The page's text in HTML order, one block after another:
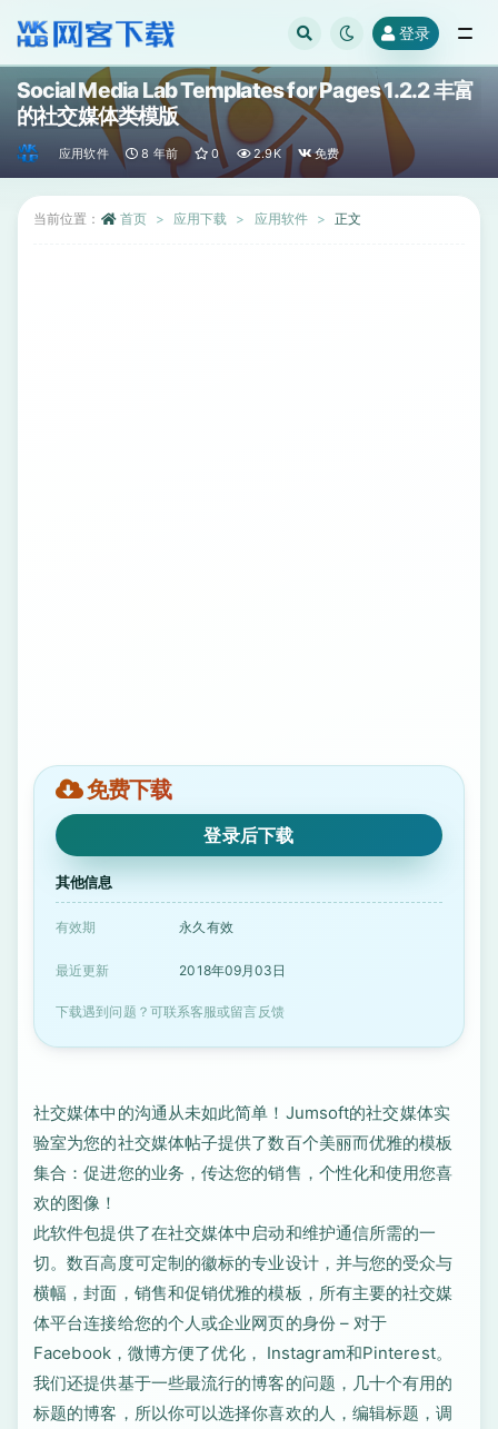
登录
Social Media Lab Templates for Pages 1.2.2 丰富
的社交媒体类模版
应用软件 8 年前 0 2.9K 免费
当前位置： 首页 应用下载 应用软件 正文
免费下载
登录后下载
其他信息
有效期 永久有效
最近更新 2018年09月03日
下载遇到问题？可联系客服或留言反馈
社交媒体中的沟通从未如此简单！Jumsoft的社交媒体实
验室为您的社交媒体帖子提供了数百个美丽而优雅的模板
集合：促进您的业务，传达您的销售，个性化和使用您喜
欢的图像！
此软件包提供了在社交媒体中启动和维护通信所需的一
切。数百高度可定制的徽标的专业设计，并与您的受众与
横幅，封面，销售和促销优雅的模板，所有主要的社交媒
体平台连接给您的个人或企业网页的身份 – 对于
Facebook，微博方便了优化， Instagram和Pinterest。
我们还提供基于一些最流行的博客的问题，几十个有用的
标题的博客，所以你可以选择你喜欢的人，编辑标题，调
全部